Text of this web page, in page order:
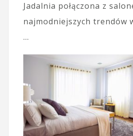
Jadalnia połączona z
najmodniejszych trendów
…